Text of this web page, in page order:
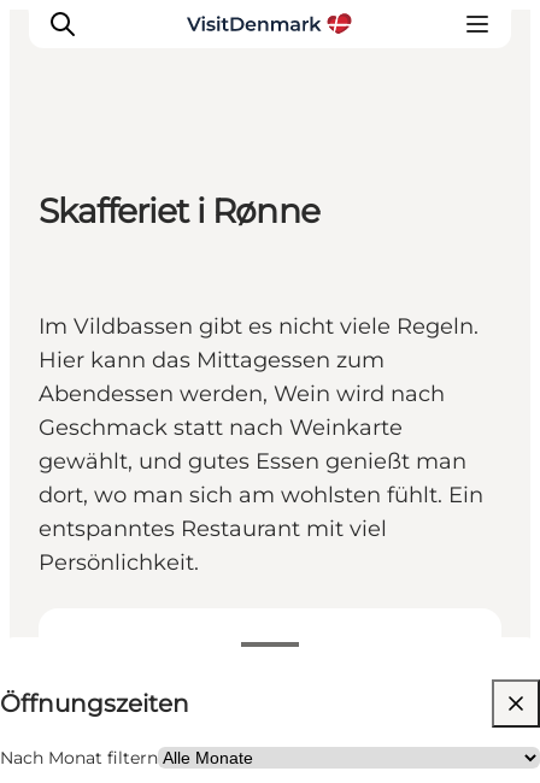
Inspiration
Reiseplanung
Skafferiet i Rønne
Im Vildbassen gibt es nicht viele Regeln.
Hier kann das Mittagessen zum
Abendessen werden, Wein wird nach
Geschmack statt nach Weinkarte
gewählt, und gutes Essen genießt man
dort, wo man sich am wohlsten fühlt. Ein
entspanntes Restaurant mit viel
Persönlichkeit.
Öffnungszeiten anzeigen
Öffnungszeiten
Nach Monat filtern
Website besuchen
Freunde, Mein Partner, Mir selbst